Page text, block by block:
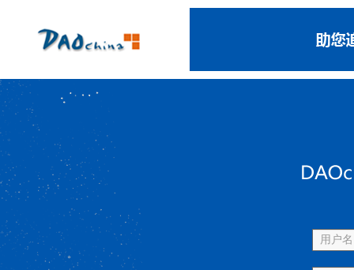
用户